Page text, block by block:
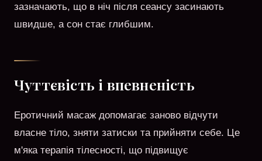
зазначають, що в ніч після сеансу засинають
швидше, а сон стає глибшим.
Чуттєвість і впевненість
Еротичний масаж допомагає заново відчути
власне тіло, зняти затиски та прийняти себе. Це
м'яка терапія тілесності, що підвищує